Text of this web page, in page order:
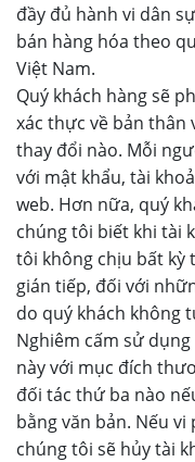
đầy đủ hành vi dân
bán hàng hóa theo
Việt Nam.
Quý khách hàng sẽ
xác thực về bản thân
thay đổi nào. Mỗi
với mật khẩu, tài
web. Hơn nữa, quý
chúng tôi biết khi tài
tôi không chịu bất kỳ
gián tiếp, đối với
do quý khách không
Nghiêm cấm sử
này với mục đích
đối tác thứ ba nào
bằng văn bản. Nếu
chúng tôi sẽ hủy tài